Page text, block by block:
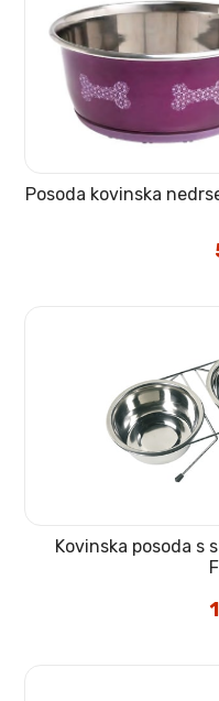
Posoda kovinska
Kovinska posoda s